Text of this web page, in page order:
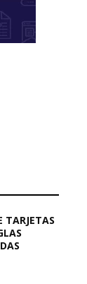
TARJETAS